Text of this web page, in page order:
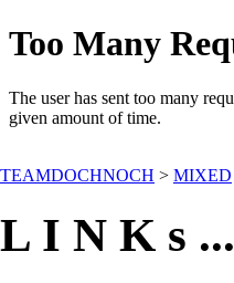
TEAMDOCHNOCH > MIXED
L I N K s ...